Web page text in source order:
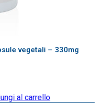
vegetali – 330mg
al carrello